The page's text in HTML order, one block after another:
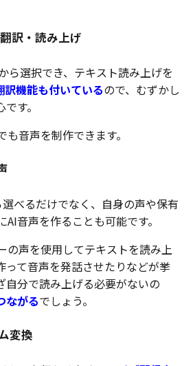
訳・読み上げ
ら選択でき、テキスト読み上げを
訳機能も付いているので、むずかし
す。
音声を制作できます。
べるだけでなく、自身の声や保有
音声を作ることも可能です。
の声を使用してテキストを読み上
って音声を発話させたりなどが挙
自分で読み上げる必要がないの
ながるでしょう。
変換